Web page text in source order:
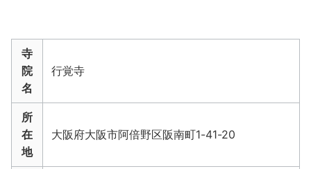
寺
院
名
行覚寺
所
在
地
大阪府大阪市阿倍野区阪南町1-41-20